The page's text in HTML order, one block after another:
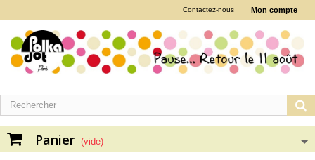
Mon compte
Contactez-nous
Panier (vide)